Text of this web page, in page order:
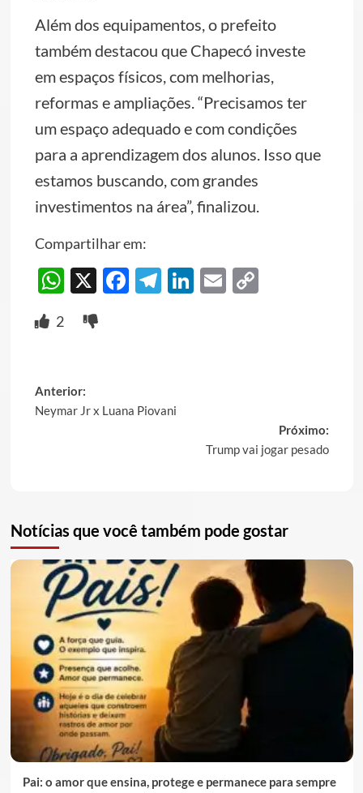
Além dos equipamentos, o prefeito
também destacou que Chapecó investe
em espaços físicos, com melhorias,
reformas e ampliações. “Precisamos ter
um espaço adequado e com condições
para a aprendizagem dos alunos. Isso que
estamos buscando, com grandes
investimentos na área”, finalizou.
Compartilhar em:
WhatsApp
X Facebook
Telegram
LinkedIn
EmailCopy
2
Post
navigation
Anterior:
Neymar Jr x Luana Piovani
Próximo:
Trump vai jogar pesado
Notícias que você também pode gostar
Pai: o amor que ensina, protege e permanece para sempre